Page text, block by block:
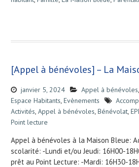
[Appel à bénévoles] – La
janvier 5, 2024 Appel à bénévoles,
Espace Habitants, Evènements
Activités, Appel à bénévoles, Bénévolat,
Point lecture
Appel à bénévoles à la Maison Bleue:
scolarité: -Lundi et/ou Jeudi: 16H00-
prêt au Point Lecture: -Mardi: 16H30-